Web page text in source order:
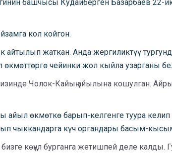
башчысы Кудайберген Базарбаев 22-
кол койгон.
жаткан. Анда жергиликтүү
чейинки жол кыйла узарганы
Чолок-Кайың айылына кошулган.
өкмөткө барып-келгенге туура
чыккандарга күч органдары басым-
көңүл бурганга жетишпей деле калды.